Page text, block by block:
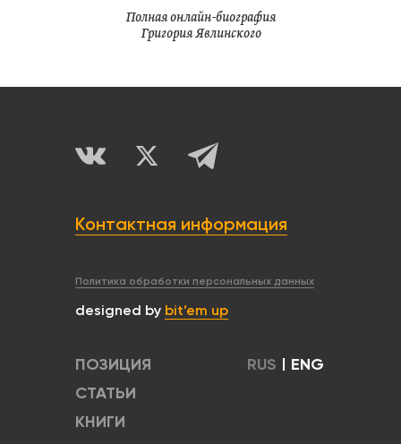
Полная онлайн-биография
Григория Явлинского
Контактная информация
Политика обработки персональных данных
designed by bit’em up
ПОЗИЦИЯ
СТАТЬИ
КНИГИ
RUS | ENG